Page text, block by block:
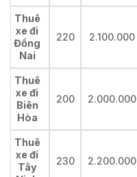
Thuê
xe đi
Đồng
Nai
220 2.100.000
Thuê
xe đi
Biên
Hòa
200 2.000.000
Thuê
xe đi
Tây
230 2.200.000